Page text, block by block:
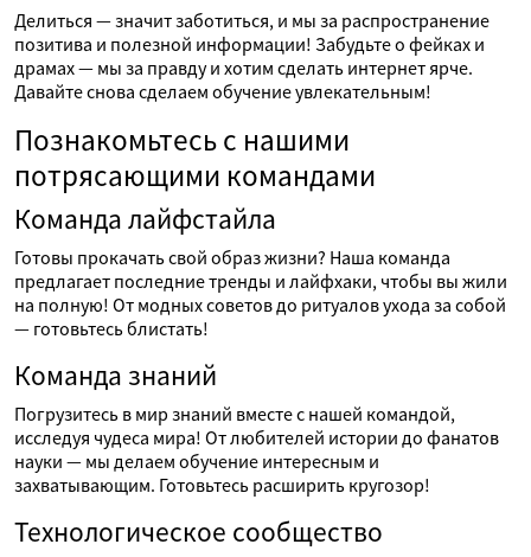
Делиться — значит заботиться, и мы за распространение
позитива и полезной информации! Забудьте о фейках и
драмах — мы за правду и хотим сделать интернет ярче.
Давайте снова сделаем обучение увлекательным!
Познакомьтесь с нашими
потрясающими командами
Команда лайфстайла
Готовы прокачать свой образ жизни? Наша команда
предлагает последние тренды и лайфхаки, чтобы вы жили
на полную! От модных советов до ритуалов ухода за собой
— готовьтесь блистать!
Команда знаний
Погрузитесь в мир знаний вместе с нашей командой,
исследуя чудеса мира! От любителей истории до фанатов
науки — мы делаем обучение интересным и
захватывающим. Готовьтесь расширить кругозор!
Технологическое сообщество